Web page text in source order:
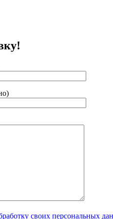
своих персональных